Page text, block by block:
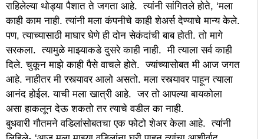
राहिलेल्या थोड्या पैशात ते जगता आहे. त्यांनी सांगितले होते, ‘मला
काही काम नाही. त्यांनी मला कंपनीचे काही शेअर्स देण्याचे मान्य केले.
पण, त्याच्यासाठी माघार घेणे ही दोन सेकंदांची बाब होती. तो मागे
सरकला. त्यामुळे माझ्याकडे दुसरे काही नाही. मी त्याला सर्व काही
दिले. चुकून माझे काही पैसे वाचले होते. ज्यांच्यासोबत मी आज जगत
आहे. नाहीतर मी रस्त्यावर आलो असतो. मला रस्त्यावर पाहून त्याला
आनंद होईल. याची मला खात्री आहे. जर तो आपल्या बायकोला
असा हाकलून देऊ शकतो तर त्याचे वडील का नाही.
बुधवारी गौतमने वडिलांसोबतचा एक फोटो शेअर केला आहे. त्यांनी